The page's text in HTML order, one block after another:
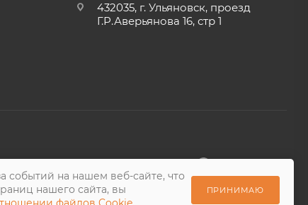
432035, г. Ульяновск, проезд
Г.Р.Аверьянова 16, стр 1
на нашем веб-сайте, что
нашего сайта, вы
ПРИНИМАЮ